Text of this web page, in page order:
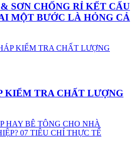
SƠN CHỐNG RỈ KẾT CẤU
MỘT BƯỚC LÀ HỎNG CẢ
KIỂM TRA CHẤT LƯỢNG